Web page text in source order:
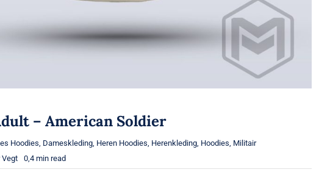
– American Soldier
Hoodies, Dameskleding, Heren Hoodies, Herenkleding, Hoodies, Militair
Vegt 0,4 min read